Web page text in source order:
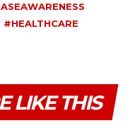
LIKE THIS